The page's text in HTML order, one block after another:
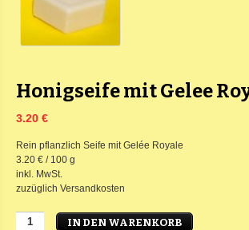
Honigseife mit Gelee
3.20 €
Rein pflanzlich Seife mit Gelée Royale
3.20 € / 100 g
inkl. MwSt.
zuzüglich Versandkosten
IN DEN WARENKORB